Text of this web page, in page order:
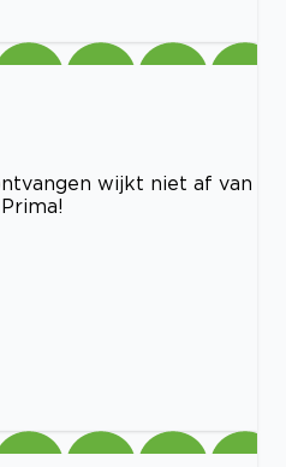
wijkt niet af van